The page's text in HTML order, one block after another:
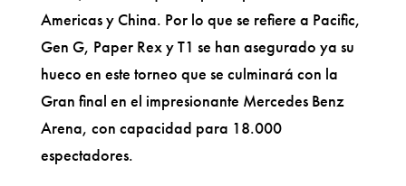
Americas y China. Por lo que se refiere a Pacific,
Gen G, Paper Rex y T1 se han asegurado ya su
hueco en este torneo que se culminará con la
Gran final en el impresionante Mercedes Benz
Arena, con capacidad para 18.000
espectadores.